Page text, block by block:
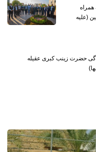
همراه
(علیه
حضرت زینب کبری عقیله